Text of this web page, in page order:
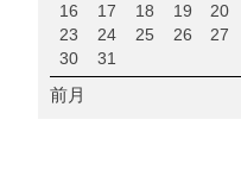
16
17 18 19 20
23
24 25 26 27
30
31
前月